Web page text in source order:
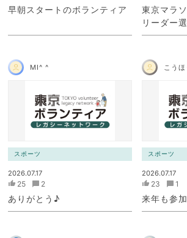
早朝スタートのボランティア
東京マラ
リーダー
MI^ ^
スポーツ
2026.07.17
25 2
ありがとう♪
こうほ
スポーツ
2026.07.17
23 1
来年も参